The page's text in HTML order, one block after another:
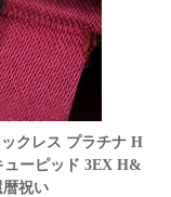
クレス プラチナ H
ューピッド 3EX H&
祝い